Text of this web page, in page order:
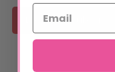
Lägg till i varukorg